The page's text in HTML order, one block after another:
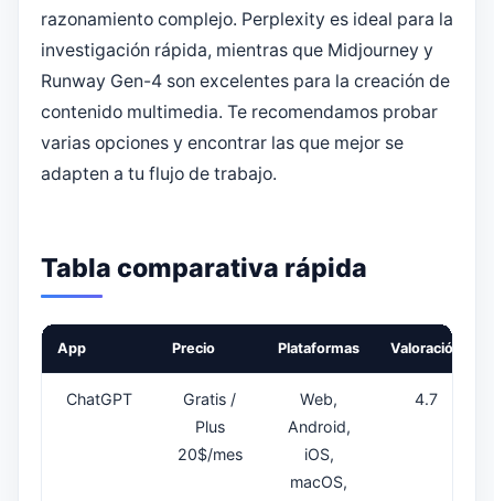
razonamiento complejo. Perplexity es ideal para la
investigación rápida, mientras que Midjourney y
Runway Gen-4 son excelentes para la creación de
contenido multimedia. Te recomendamos probar
varias opciones y encontrar las que mejor se
adapten a tu flujo de trabajo.
Tabla comparativa rápida
App Precio Plataformas Valoración
ChatGPT
Gratis /
Plus
20$/mes
Web,
Android,
iOS,
macOS,
4.7